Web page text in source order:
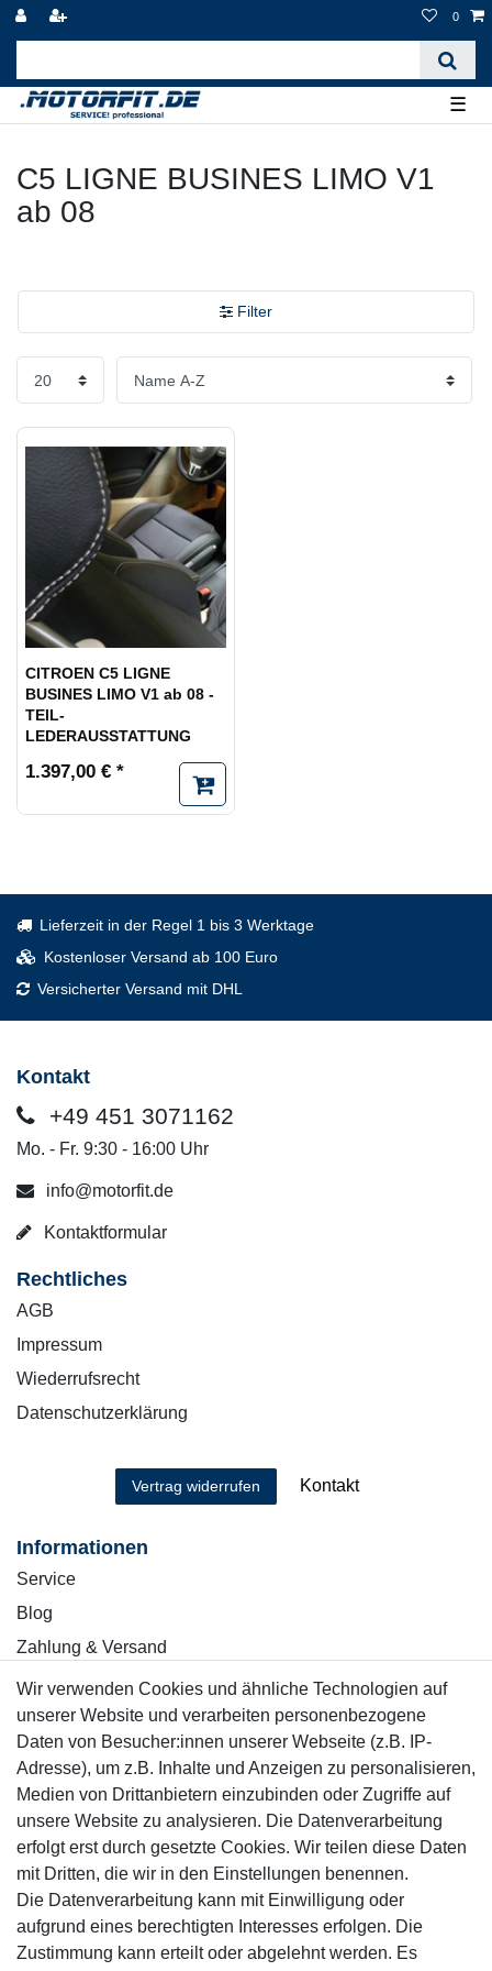
0
☰
C5 LIGNE BUSINES LIMO V1
ab 08
Filter
CITROEN C5 LIGNE
BUSINES LIMO V1 ab 08 -
TEIL-
LEDERAUSSTATTUNG
1.397,00 € *
Lieferzeit in der Regel 1 bis 3 Werktage
Kostenloser Versand ab 100 Euro
Versicherter Versand mit DHL
Kontakt
+49 451 3071162
Mo. - Fr. 9:30 - 16:00 Uhr
info@motorfit.de
Kontaktformular
Rechtliches
AGB
Impressum
Wiederrufsrecht
Datenschutzerklärung
Vertrag widerrufen Kontakt
Informationen
Service
Blog
Zahlung & Versand
Sicher einkaufen
Mitglied
Wir verwenden Cookies und ähnliche Technologien auf
unserer Website und verarbeiten personenbezogene
Daten von Besucher:innen unserer Webseite (z.B. IP-
Adresse), um z.B. Inhalte und Anzeigen zu personalisieren,
Medien von Drittanbietern einzubinden oder Zugriffe auf
unsere Website zu analysieren. Die Datenverarbeitung
erfolgt erst durch gesetzte Cookies. Wir teilen diese Daten
mit Dritten, die wir in den Einstellungen benennen.
Die Datenverarbeitung kann mit Einwilligung oder
aufgrund eines berechtigten Interesses erfolgen. Die
Zustimmung kann erteilt oder abgelehnt werden. Es